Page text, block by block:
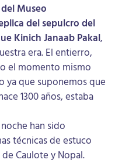
Museo
del sepulcro del
Kinich Janaab Pakal,
era. El entierro,
el momento mismo
ya que suponemos que
1300 años, estaba
han sido
técnicas de estuco
Caulote y Nopal.